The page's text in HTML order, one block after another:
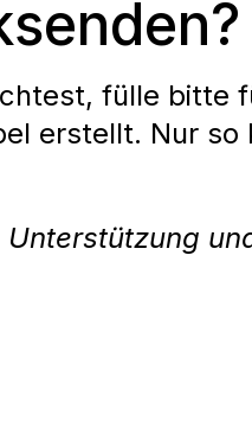
fülle bitte
erstellt. Nur